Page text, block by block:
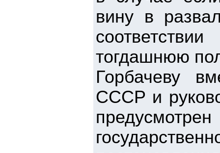
вину в
тогдашнюю
Горбачеву
СССР и